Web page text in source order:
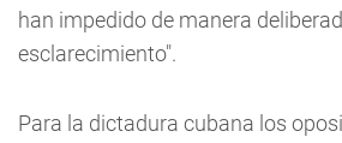
han impedido de manera
esclarecimiento".
Para la dictadura cubana los